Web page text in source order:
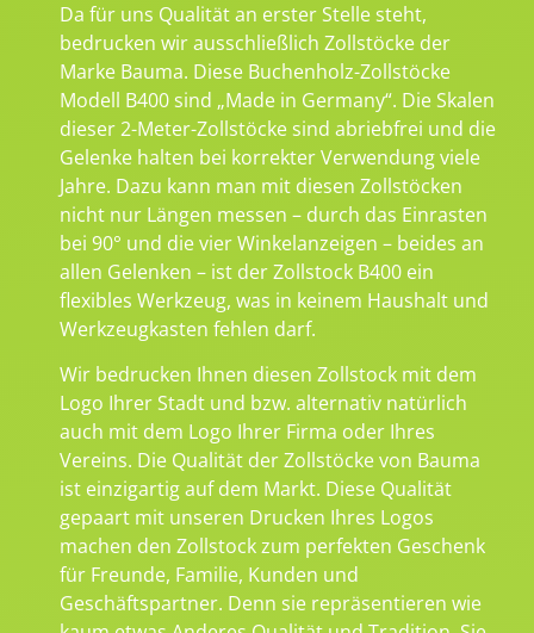
Da für uns Qualität an erster Stelle steht,
bedrucken wir ausschließlich Zollstöcke der
Marke Bauma. Diese Buchenholz-Zollstöcke
Modell B400 sind „Made in Germany“. Die Skalen
dieser 2-Meter-Zollstöcke sind abriebfrei und die
Gelenke halten bei korrekter Verwendung viele
Jahre. Dazu kann man mit diesen Zollstöcken
nicht nur Längen messen – durch das Einrasten
bei 90° und die vier Winkelanzeigen – beides an
allen Gelenken – ist der Zollstock B400 ein
flexibles Werkzeug, was in keinem Haushalt und
Werkzeugkasten fehlen darf.
Wir bedrucken Ihnen diesen Zollstock mit dem
Logo Ihrer Stadt und bzw. alternativ natürlich
auch mit dem Logo Ihrer Firma oder Ihres
Vereins. Die Qualität der Zollstöcke von Bauma
ist einzigartig auf dem Markt. Diese Qualität
gepaart mit unseren Drucken Ihres Logos
machen den Zollstock zum perfekten Geschenk
für Freunde, Familie, Kunden und
Geschäftspartner. Denn sie repräsentieren wie